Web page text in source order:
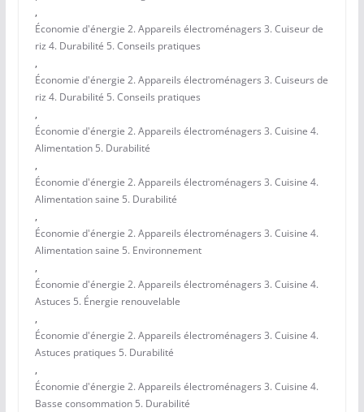
,
Économie d'énergie 2. Appareils électroménagers 3. Cuiseur de
riz 4. Durabilité 5. Conseils pratiques
,
Économie d'énergie 2. Appareils électroménagers 3. Cuiseurs de
riz 4. Durabilité 5. Conseils pratiques
,
Économie d'énergie 2. Appareils électroménagers 3. Cuisine 4.
Alimentation 5. Durabilité
,
Économie d'énergie 2. Appareils électroménagers 3. Cuisine 4.
Alimentation saine 5. Durabilité
,
Économie d'énergie 2. Appareils électroménagers 3. Cuisine 4.
Alimentation saine 5. Environnement
,
Économie d'énergie 2. Appareils électroménagers 3. Cuisine 4.
Astuces 5. Énergie renouvelable
,
Économie d'énergie 2. Appareils électroménagers 3. Cuisine 4.
Astuces pratiques 5. Durabilité
,
Économie d'énergie 2. Appareils électroménagers 3. Cuisine 4.
Basse consommation 5. Durabilité